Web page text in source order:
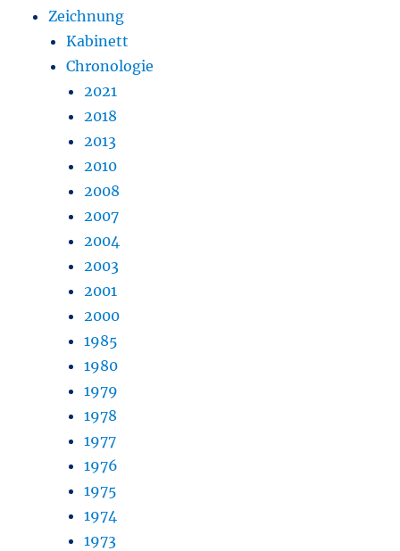
Zeichnung
Kabinett
Chronologie
2021
2018
2013
2010
2008
2007
2004
2003
2001
2000
1985
1980
1979
1978
1977
1976
1975
1974
1973